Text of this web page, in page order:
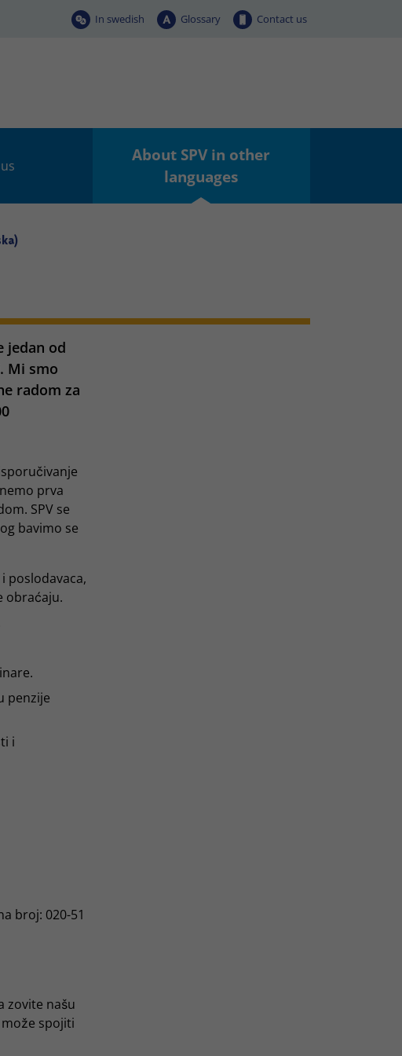
In swedish Glossary Contact us
About SPV in other
languages
jedan od
Mi smo
radom za
prva
SPV se
bavimo se
poslodavaca,
obraćaju.
penzije
i
broj: 020-51
zovite našu
spojiti